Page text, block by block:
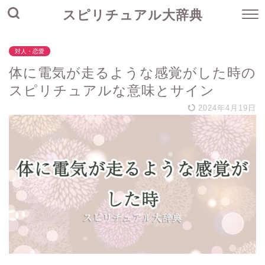
スピリチュアル大辞典
対人・恋愛
体に電気が走るような感覚がした時の
スピリチュアルな意味とサイン
2024年4月19日